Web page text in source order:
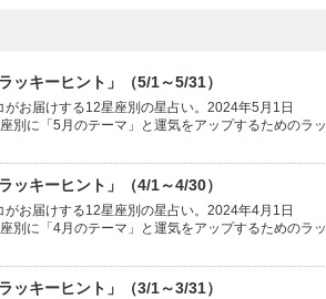
ッキーヒント」（5/1～5/31）
お届けする12星座別の星占い。2024年5月1日
別に「5月のテーマ」と運気をアップするためのラッ
ッキーヒント」（4/1～4/30）
お届けする12星座別の星占い。2024年4月1日
別に「4月のテーマ」と運気をアップするためのラッ
ッキーヒント」（3/1～3/31）